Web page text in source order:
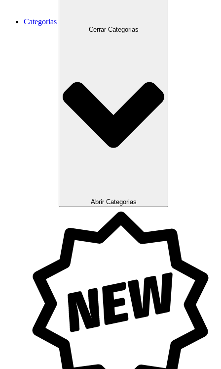
Categorias
Cerrar Categorias
Abrir Categorias